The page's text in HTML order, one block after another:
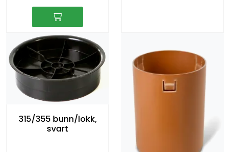
315/355 bunn/lokk,
svart